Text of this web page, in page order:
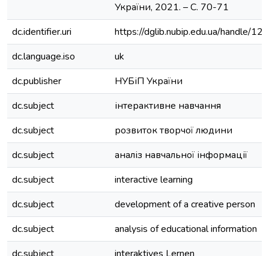
України, 2021. – С. 70-71
dc.identifier.uri
https://dglib.nubip.edu.ua/handle/
dc.language.iso
uk
dc.publisher
НУБіП України
dc.subject
інтерактивне навчання
dc.subject
розвиток творчої людини
dc.subject
аналіз навчальної інформації
dc.subject
interactive learning
dc.subject
development of a creative person
dc.subject
analysis of educational information